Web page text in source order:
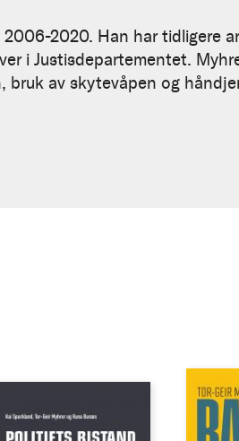
2020. Han har tidligere
i Justisdepartementet.
av skytevåpen og